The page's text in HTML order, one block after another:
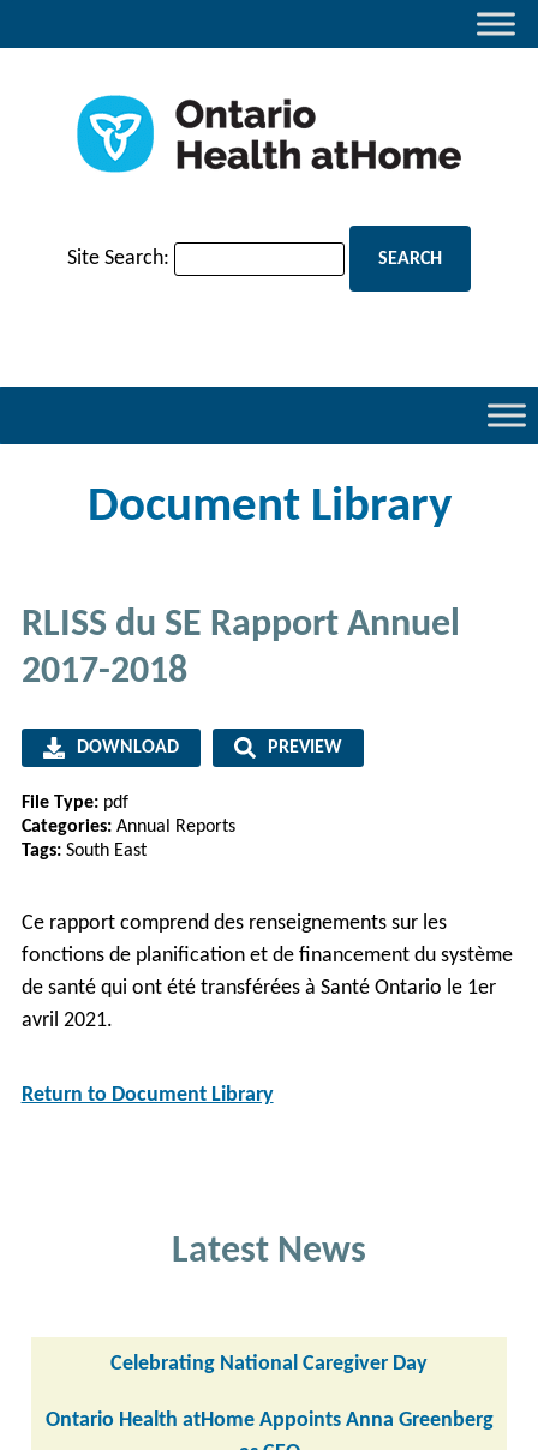
Site Search:
Document Library
RLISS du SE Rapport Annuel
2017-2018
Ce rapport comprend des renseignements sur les
fonctions de planification et de financement du système
de santé qui ont été transférées à Santé Ontario le 1er
avril 2021.
DOWNLOAD PREVIEW
File Type: pdf
Categories: Annual Reports
Tags: South East
Return to Document Library
Latest News
Celebrating National Caregiver Day
Ontario Health atHome Appoints Anna Greenberg